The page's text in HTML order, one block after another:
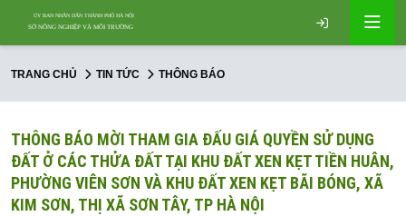
TRANG CHỦ TIN TỨC THÔNG BÁO
THÔNG BÁO MỜI THAM GIA ĐẤU GIÁ QUYỀN SỬ DỤNG
ĐẤT Ở CÁC THỬA ĐẤT TẠI KHU ĐẤT XEN KẸT TIỀN HUÂN,
PHƯỜNG VIÊN SƠN VÀ KHU ĐẤT XEN KẸT BÃI BÓNG, XÃ
KIM SƠN, THỊ XÃ SƠN TÂY, TP HÀ NỘI